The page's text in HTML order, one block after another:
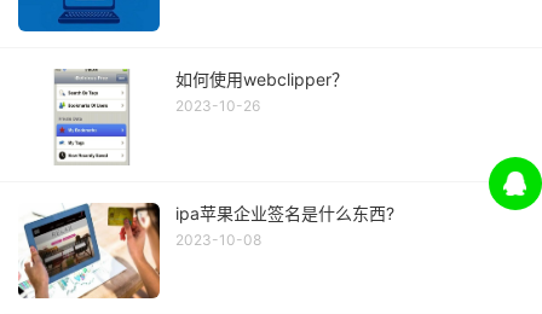
如何使用webclipper？
2023-10-26
ipa苹果企业签名是什么东西?
2023-10-08